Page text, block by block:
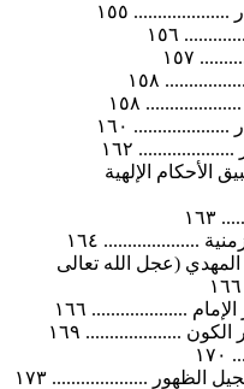
١٥٥
١٥٨
١٥٨
١٦٠
١٦٢
الإلهية
١٦٤
(عجل الله تعالى
١٦٦
.................... ١٦٩
.................... ١٧٣